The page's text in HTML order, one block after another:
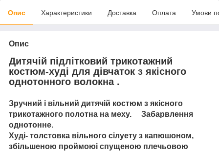
Опис Характеристики Доставка Оплата Умови
Опис
Дитячій підлітковий трикотажний
костюм-худі для дівчаток з якісного
однотонного волокна .
Зручний і вільний дитячій костюм з якісного
трикотажного полотна на меху. Забарвлення
однотонне.
Худі- толстовка вільного сілуету з капюшоном,
збільшеною проймоюі спущеною плечьовою